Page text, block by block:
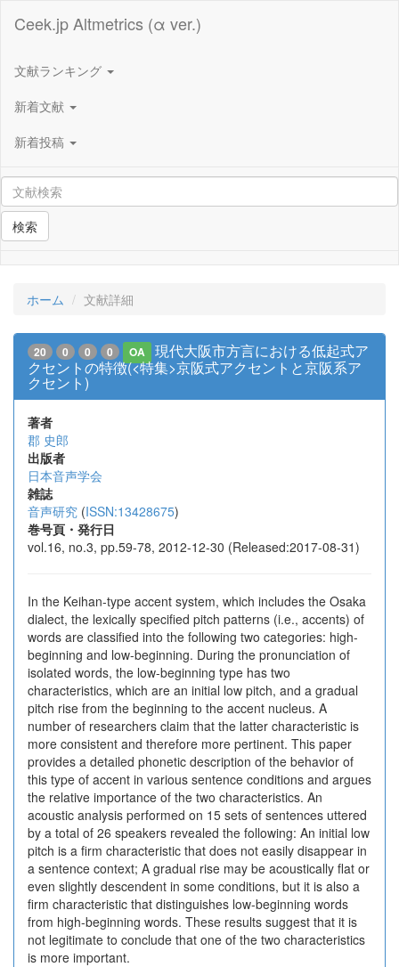
Ceek.jp Altmetrics (α ver.)
文献ランキング
新着文献
新着投稿
検索
ホーム 文献詳細
20 0 0 0 OA
現代大阪市方言における低起式ア
クセントの特徴(<特集>京阪式アクセントと京阪系ア
クセント)
著者
郡 史郎
出版者
日本音声学会
雑誌
音声研究 (ISSN:13428675)
巻号頁・発行日
vol.16, no.3, pp.59-78, 2012-12-30 (Released:2017-08-31)
In the Keihan-type accent system, which includes the Osaka
dialect, the lexically specified pitch patterns (i.e., accents) of
words are classified into the following two categories: high-
beginning and low-beginning. During the pronunciation of
isolated words, the low-beginning type has two
characteristics, which are an initial low pitch, and a gradual
pitch rise from the beginning to the accent nucleus. A
number of researchers claim that the latter characteristic is
more consistent and therefore more pertinent. This paper
provides a detailed phonetic description of the behavior of
this type of accent in various sentence conditions and argues
the relative importance of the two characteristics. An
acoustic analysis performed on 15 sets of sentences uttered
by a total of 26 speakers revealed the following: An initial low
pitch is a firm characteristic that does not easily disappear in
a sentence context; A gradual rise may be acoustically flat or
even slightly descendent in some conditions, but it is also a
firm characteristic that distinguishes low-beginning words
from high-beginning words. These results suggest that it is
not legitimate to conclude that one of the two characteristics
is more important.